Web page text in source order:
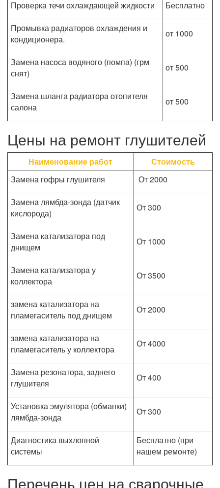
Проверка течи охлаждающей жидкости
Бесплатно
Промывка радиаторов охлаждения и
кондиционера.
от 1000
Замена насоса водяного (помпа) (грм
снят)
от 500
Замена шланга радиатора отопителя
салона
от 500
Цены на ремонт глушителей
Наименование работ
Стоимость
Замена гофры глушителя
От 2000
Замена лямбда-зонда (датчик
кислорода)
От 300
Замена катализатора под
днищем
От 1000
Замена катализатора у
коллектора
От 3500
замена катализатора на
пламегаситель под днищем
От 2000
замена катализатора на
пламегаситель у коллектора
От 4000
Замена резонатора, заднего
глушителя
От 400
Установка эмулятора (обманки)
лямбда-зонда
От 300
Диагностика выхлопной
системы
Бесплатно (при
нашем ремонте)
Перечень цен на сварочные